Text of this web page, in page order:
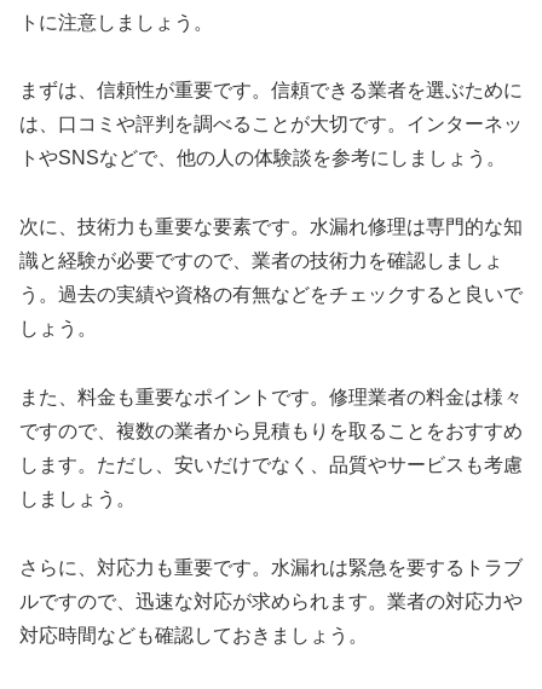
トに注意しましょう。
まずは、信頼性が重要です。信頼できる業者を選ぶために
は、口コミや評判を調べることが大切です。インターネッ
トやSNSなどで、他の人の体験談を参考にしましょう。
次に、技術力も重要な要素です。水漏れ修理は専門的な知
識と経験が必要ですので、業者の技術力を確認しましょ
う。過去の実績や資格の有無などをチェックすると良いで
しょう。
また、料金も重要なポイントです。修理業者の料金は様々
ですので、複数の業者から見積もりを取ることをおすすめ
します。ただし、安いだけでなく、品質やサービスも考慮
しましょう。
さらに、対応力も重要です。水漏れは緊急を要するトラブ
ルですので、迅速な対応が求められます。業者の対応力や
対応時間なども確認しておきましょう。